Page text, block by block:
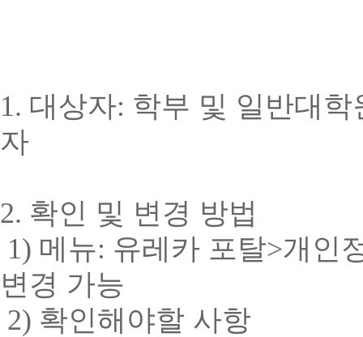
1. 대상자: 학부 및 일반대학
자
2. 확인 및 변경 방법
1) 메뉴: 유레카 포탈>개인
변경 가능
2) 확인해야할 사항